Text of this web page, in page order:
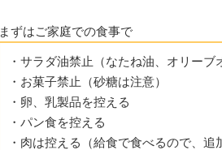
まずはご家庭での食事で
・サラダ油禁止（なたね油、オリーブ
・お菓子禁止（砂糖は注意）
・卵、乳製品を控える
・パン食を控える
・肉は控える（給食で食べるので、追